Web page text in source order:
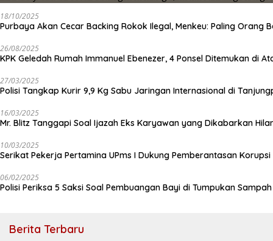
18/10/2025
Purbaya Akan Cecar Backing Rokok Ilegal, Menkeu: Paling Orang
26/08/2025
KPK Geledah Rumah Immanuel Ebenezer, 4 Ponsel Ditemukan di
27/03/2025
Polisi Tangkap Kurir 9,9 Kg Sabu Jaringan Internasional di
16/03/2025
Mr. Blitz Tanggapi Soal Ijazah Eks Karyawan yang Dikabarkan
10/03/2025
Serikat Pekerja Pertamina UPms I Dukung Pemberantasan
06/02/2025
Polisi Periksa 5 Saksi Soal Pembuangan Bayi di Tumpukan
Berita Terbaru